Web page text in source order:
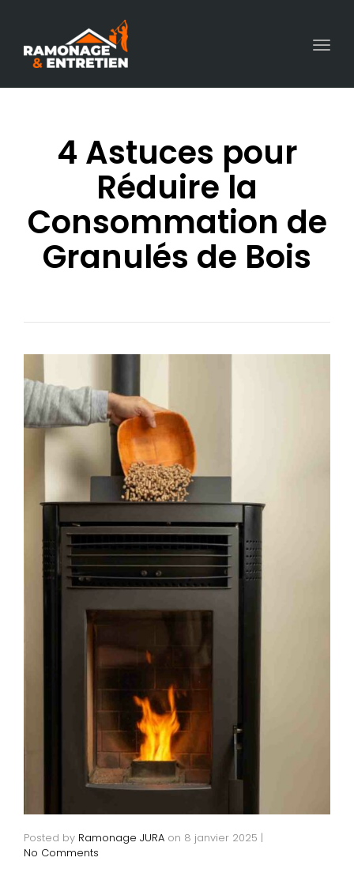
4 Astuces pour
Réduire la
Consommation de
Granulés de Bois
Posted by Ramonage JURA on 8 janvier 2025 |
No Comments